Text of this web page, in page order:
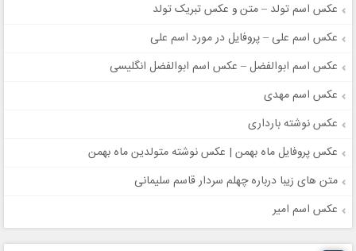
عکس اسم تولد – متن و عکس تبریک تولد
عکس اسم علی – پروفایل در مورد اسم علی
عکس اسم ابوالفضل – عکس اسم ابوالفضل انگلیسی
عکس اسم مهدی
عکس نوشته بارداری
عکس پروفایل ماه بهمن | عکس نوشته متولدین ماه بهمن
متن های زیبا درباره چهلم سردار قاسم سلیمانی
عکس اسم امیر